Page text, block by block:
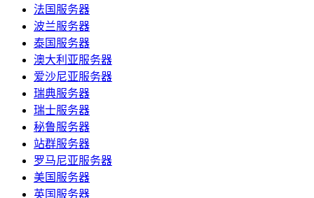
法国服务器
波兰服务器
泰国服务器
澳大利亚服务器
爱沙尼亚服务器
瑞典服务器
瑞士服务器
秘鲁服务器
站群服务器
罗马尼亚服务器
美国服务器
英国服务器